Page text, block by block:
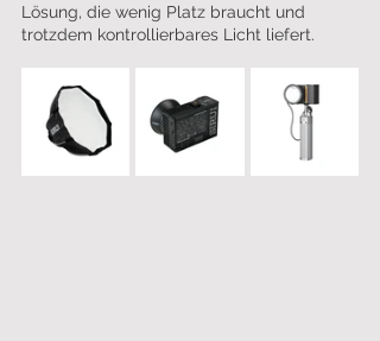
Lösung, die wenig Platz braucht und
trotzdem kontrollierbares Licht liefert.